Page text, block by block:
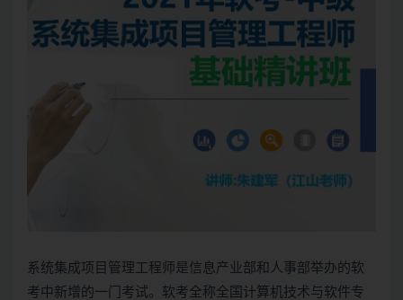
系统集成项目管理工程师是信息产业部和人事部举办的 软
考 中新增的一门考试。 软考全称全国计算机技术与软件专